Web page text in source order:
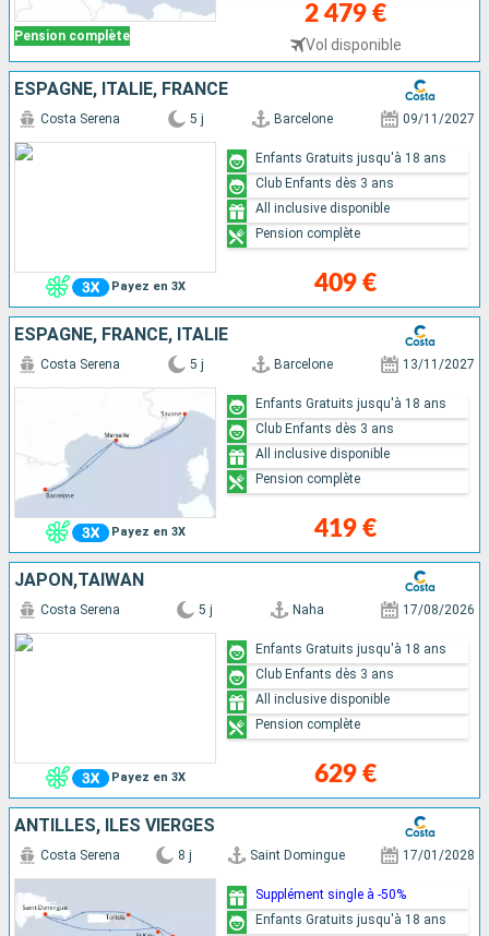
Pension complète
2 479 €
Vol disponible
ESPAGNE, ITALIE, FRANCE
Payez en 3X
Costa Serena 5 j Barcelone 09/11/2027
409 €
Enfants Gratuits jusqu'à 18 ans
Club Enfants dès 3 ans
All inclusive disponible
Pension complète
ESPAGNE, FRANCE, ITALIE
Payez en 3X
Costa Serena 5 j Barcelone 13/11/2027
419 €
Enfants Gratuits jusqu'à 18 ans
Club Enfants dès 3 ans
All inclusive disponible
Pension complète
JAPON,TAÏWAN
Payez en 3X
Costa Serena 5 j Naha 17/08/2026
629 €
Enfants Gratuits jusqu'à 18 ans
Club Enfants dès 3 ans
All inclusive disponible
Pension complète
ANTILLES, ILES VIERGES
Costa Serena 8 j Saint Domingue 17/01/2028
Supplément single à -50%
Enfants Gratuits jusqu'à 18 ans